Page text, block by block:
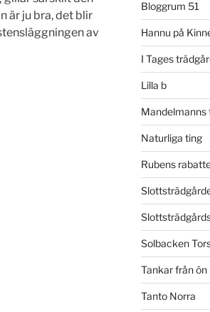
är ju bra, det blir
av
Bloggrum 51
Hannu på
I Tages
Lilla b
Mandelmanns
Naturliga ting
Rubens
Solbacken
Tankar från ön
Tanto Norra